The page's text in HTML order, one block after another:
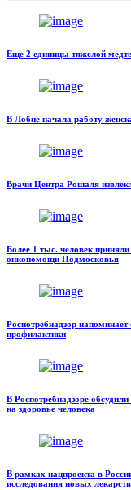
Еще 2 единицы тяжелой
В Лобне начала работу
Врачи Центра Рошаля
Более 1 тыс. человек
онкопомощи Подмосковья
Роспотребнадзор
профилактики
В Роспотребнадзоре
на здоровье человека
В рамках нацпроекта в
исследования новых лекарств